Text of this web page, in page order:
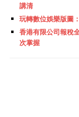
講清
玩轉數位娛樂版圖
香港有限公司報稅
次掌握